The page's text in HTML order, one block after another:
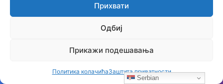
Прихвати
Одбиј
Прикажи подешавања
Политика колачићаЗаштита приватности
Serbian